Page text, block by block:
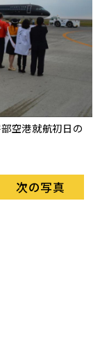
空港就航初日の
次の写真